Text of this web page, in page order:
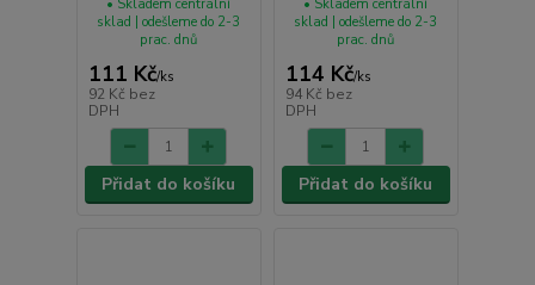
111 Kč/ks
92 Kč bez
DPH
• Skladem centrální
sklad | odešleme do 2-3
prac. dnů
Přidat do košíku
114 Kč/ks
94 Kč bez
DPH
• Skladem centrální
sklad | odešleme do 2-3
prac. dnů
Přidat do košíku